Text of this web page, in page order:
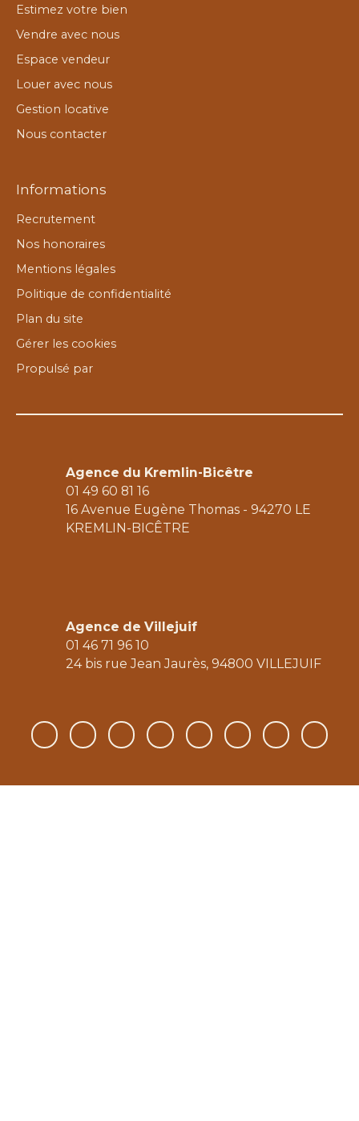
Estimez votre bien
Vendre avec nous
Espace vendeur
Louer avec nous
Gestion locative
Nous contacter
Informations
Recrutement
Nos honoraires
Mentions légales
Politique de confidentialité
Plan du site
Gérer les cookies
Propulsé par
Agence du Kremlin-Bicêtre
01 49 60 81 16
16 Avenue Eugène Thomas - 94270 LE
KREMLIN-BICÊTRE
Agence de Villejuif
01 46 71 96 10
24 bis rue Jean Jaurès, 94800 V ILLEJUIF